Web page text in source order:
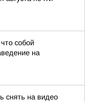
собой
на
снять на видео